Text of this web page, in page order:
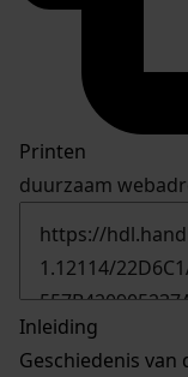
Printen
duurzaam
Inleiding
Geschiedenis van